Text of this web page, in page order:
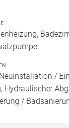
/
Hydraulischer
/